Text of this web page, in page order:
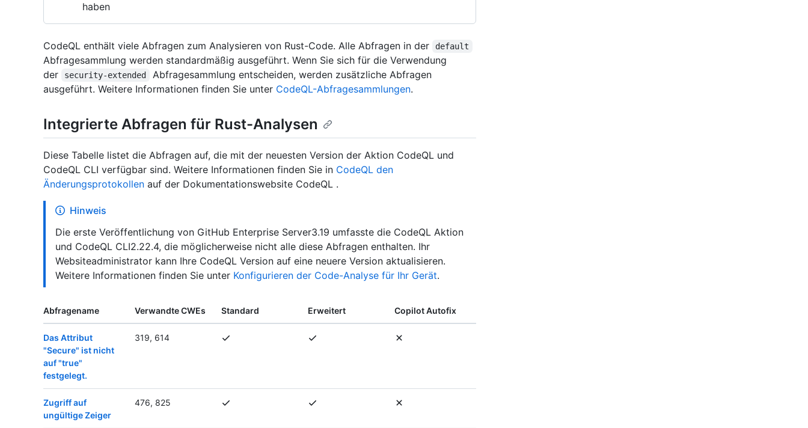
haben
CodeQL enthält viele Abfragen zum Analysieren von Rust-Code. Alle Abfragen in der default
Abfragesammlung werden standardmäßig ausgeführt. Wenn Sie sich für die Verwendung
der
security-extended
Abfragesammlung entscheiden, werden zusätzliche Abfragen
ausgeführt. Weitere Informationen finden Sie unter CodeQL-Abfragesammlungen.
Integrierte Abfragen für Rust-Analysen
Diese Tabelle listet die Abfragen auf, die mit der neuesten Version der Aktion CodeQL und
CodeQL CLI verfügbar sind. Weitere Informationen finden Sie in CodeQL den
Änderungsprotokollen auf der Dokumentationswebsite CodeQL .
Hinweis
Die erste Veröffentlichung von GitHub Enterprise Server3.19 umfasste die CodeQL Aktion
und CodeQL CLI2.22.4, die möglicherweise nicht alle diese Abfragen enthalten. Ihr
Websiteadministrator kann Ihre CodeQL Version auf eine neuere Version aktualisieren.
Weitere Informationen finden Sie unter Konfigurieren der Code-Analyse für Ihr Gerät.
Abfragename Verwandte CWEs Standard Erweitert Copilot Autofix
Das Attribut
"Secure" ist nicht
auf "true"
festgelegt.
319, 614
Zugriff auf
ungültige Zeiger
476, 825